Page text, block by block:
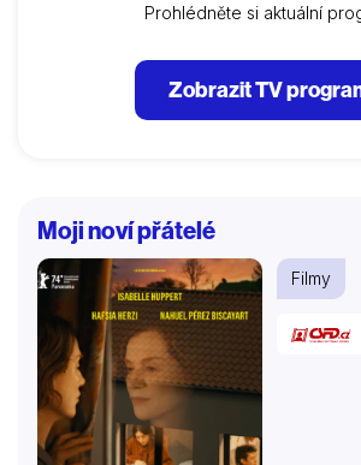
Prohlédněte si aktuální
Zobrazit TV
Moji noví přátelé
Filmy